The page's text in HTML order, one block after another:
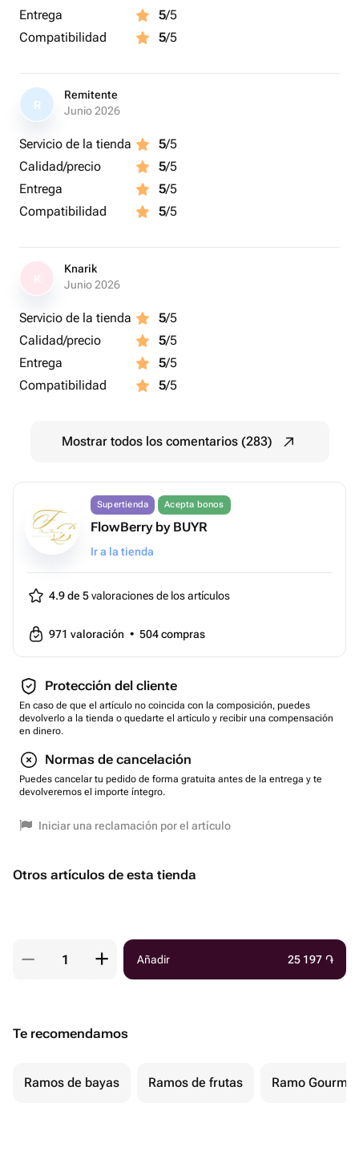
Entrega 5/5
Compatibilidad
5/5
R
Remitente
Junio 2026
Servicio de la tienda 5/5
Calidad/precio
5/5
Entrega
5/5
Compatibilidad
5/5
Knarik
Junio 2026
Servicio de la tienda 5/5
Calidad/precio
5/5
Entrega
5/5
Compatibilidad
5/5
Mostrar todos los comentarios (283)
Supertienda Acepta bonos
FlowBerry by BUYR
Ir a la tienda
4.9 de 5valoraciones de los artículos
971 valoración • 504compras
Protección del cliente
En caso de que el artículo no coincida con la composición, puedes
devolverlo a la tienda o quedarte el artículo y recibir una compensación
en dinero.
Normas de cancelación
Puedes cancelar tu pedido de forma gratuita antes de la entrega y te
devolveremos el importe íntegro.
Iniciar una reclamación por el artículo
Otros artículos de esta tienda
Añadir 25 197 ֏
Te recomendamos
Ramos de bayas Ramos de frutas Ramo Gourmet